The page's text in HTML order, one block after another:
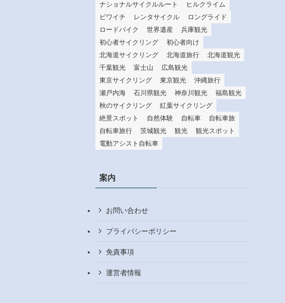
ナショナルサイクルルート
ヒルクライム
ビワイチ
レンタサイクル
ロングライド
ロードバイク
世界遺産
兵庫観光
初心者サイクリング
初心者向け
北海道サイクリング
北海道旅行
北海道観光
千葉観光
富士山
広島観光
東京サイクリング
東京観光
沖縄旅行
瀬戸内海
石川県観光 神奈川観光
福島観光
秋のサイクリング
紅葉サイクリング
絶景スポット
自然体験 自転車
自転車旅
自転車旅行
茨城観光 観光
観光スポット
電動アシスト自転車
案内
お問い合わせ
プライバシーポリシー
免責事項
運営者情報